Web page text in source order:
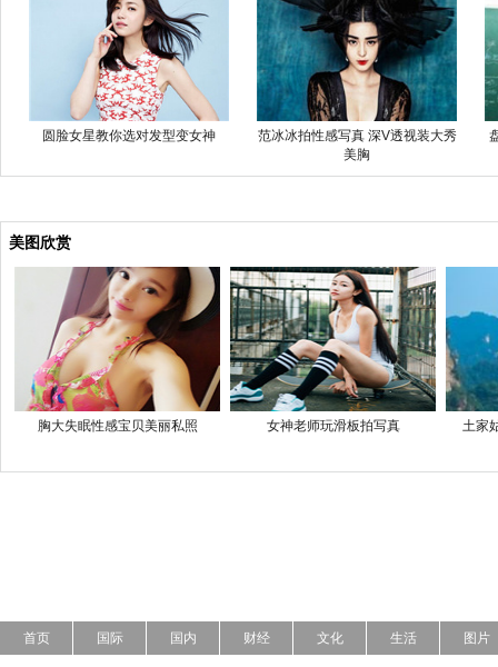
圆脸女星教你选对发型变女神
范冰冰拍性感写真 深V透视装大秀
美胸
美图欣赏
胸大失眠性感宝贝美丽私照 女神老师玩滑板拍写真 土家
首页 国际 国内 财经 文化 生活 图片